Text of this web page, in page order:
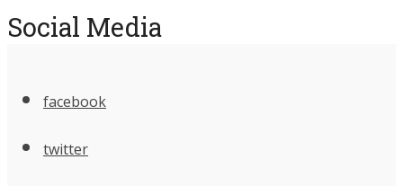
Social Media
facebook
twitter